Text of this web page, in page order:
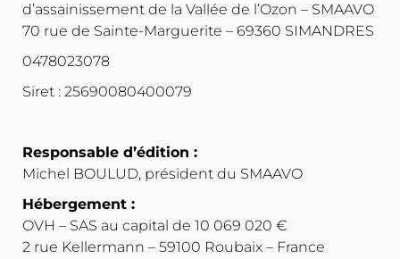
d’assainissement de la Vallée de l’Ozon – SMAAVO
70 rue de Sainte-Marguerite – 69360 SIMANDRES
0478023078
Siret : 25690080400079
Responsable d’édition :
Michel BOULUD, président du SMAAVO
Hébergement :
OVH – SAS au capital de 10 069 020 €
2 rue Kellermann – 59100 Roubaix – France